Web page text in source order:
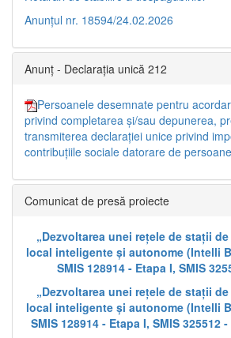
Anunțul nr. 18594/24.02.2026
Anunț - Declarația unică 212
Persoanele desemnate pentru
privind completarea și/sau depunerea,
transmiterea declarației unice privind
contribuțiile sociale datorare de
Comunicat de presă proiecte
„Dezvoltarea unei rețele de stații
local inteligente și autonome (Intelli
SMIS 128914 - Etapa I, SMIS
„Dezvoltarea unei rețele de stații
local inteligente și autonome (Intelli
SMIS 128914 - Etapa I, SMIS 325512